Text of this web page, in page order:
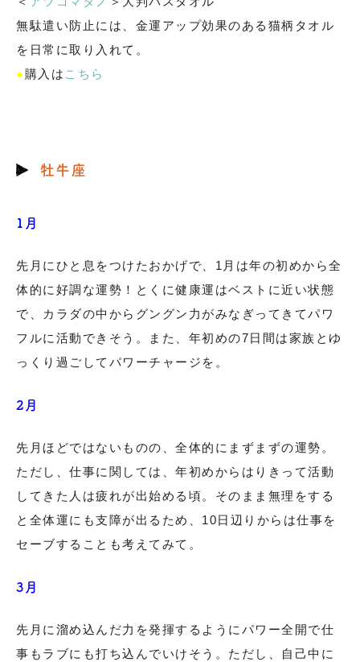
無駄遣い防止には、金運アップ効果のある猫柄タオル
を日常に取り入れて。
● 購入は こちら
牡牛座
1月
先月にひと息をつけたおかげで、1月は年の初めから全
体的に好調な運勢！とくに健康運はベストに近い状態
で、カラダの中からグングン力がみなぎってきてパワ
フルに活動できそう。また、年初めの7日間は家族とゆ
っくり過ごしてパワーチャージを。
2月
先月ほどではないものの、全体的にまずまずの運勢。
ただし、仕事に関しては、年初めからはりきって活動
してきた人は疲れが出始める頃。そのまま無理をする
と全体運にも支障が出るため、10日辺りからは仕事を
セーブすることも考えてみて。
3月
先月に溜め込んだ力を発揮するようにパワー全開で仕
事もラブにも打ち込んでいけそう。ただし、自己中に